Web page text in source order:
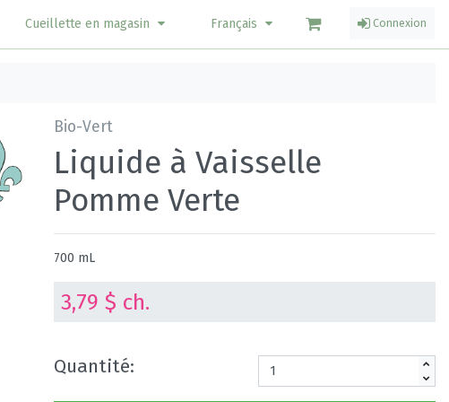
Cueillette en magasin Français Connexion
Bio-Vert
Liquide à Vaisselle
Pomme Verte
700 mL
3,79 $ ch.
Quantité: